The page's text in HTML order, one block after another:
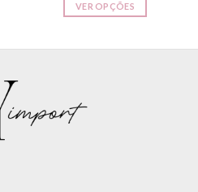
VER OPÇÕES